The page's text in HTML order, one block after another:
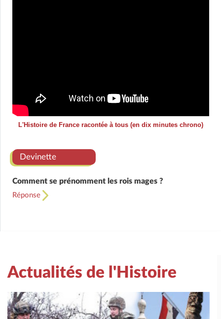
L'Histoire de France racontée à tous (en dix minutes chrono)
Devinette
Comment se prénomment les rois mages ?
Réponse
Actualités de l'Histoire